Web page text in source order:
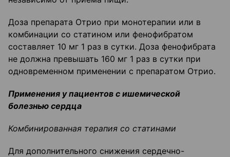
Доза препарата Отрио при монотерапии или в
комбинации со статином или фенофибратом
составляет 10 мг 1 раз в сутки. Доза фенофибрата
не должна превышать 160 мг 1 раз в сутки при
одновременном применении с препаратом Отрио.
Применения у пациентов с ишемической
болезнью сердца
Комбинированная терапия со статинами
Для дополнительного снижения сердечно-